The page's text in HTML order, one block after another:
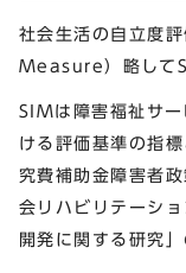
社会生活の自立
Measure）略して
SIMは障害福祉サー
ける評価基準の指
究費補助金障害者
会リハビリテーシ
開発に関する研究